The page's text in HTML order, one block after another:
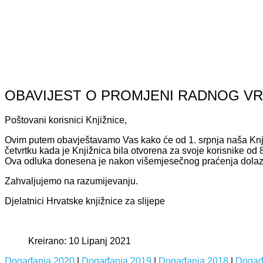
OBAVIJEST O PROMJENI RADNOG
Poštovani korisnici Knjižnice,
Ovim putem obavještavamo Vas kako će od 1. srpnja naša
četvrtku kada je Knjižnica bila otvorena za svoje korisnike
Ova odluka donesena je nakon višemjesečnog praćenja
Zahvaljujemo na razumijevanju.
Djelatnici Hrvatske knjižnice za slijepe
Kreirano: 10 Lipanj 2021